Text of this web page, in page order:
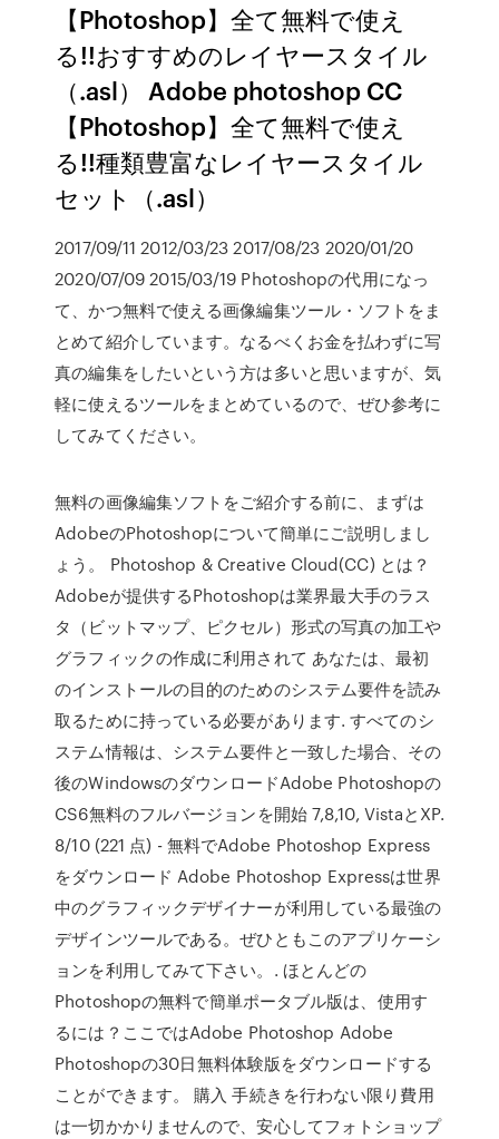
【Photoshop】全て無料で使え
る!!おすすめのレイヤースタイル
（.asl） Adobe photoshop CC
【Photoshop】全て無料で使え
る!!種類豊富なレイヤースタイル
セット（.asl）
2017/09/11 2012/03/23 2017/08/23 2020/01/20
2020/07/09 2015/03/19 Photoshopの代用になっ
て、かつ無料で使える画像編集ツール・ソフトをま
とめて紹介しています。なるべくお金を払わずに写
真の編集をしたいという方は多いと思いますが、気
軽に使えるツールをまとめているので、ぜひ参考に
してみてください。
無料の画像編集ソフトをご紹介する前に、まずは
AdobeのPhotoshopについて簡単にご説明しまし
ょう。 Photoshop & Creative Cloud(CC) とは？
Adobeが提供するPhotoshopは業界最大手のラス
タ（ビットマップ、ピクセル）形式の写真の加工や
グラフィックの作成に利用されて あなたは、最初
のインストールの目的のためのシステム要件を読み
取るために持っている必要があります. すべてのシ
ステム情報は、システム要件と一致した場合、その
後のWindowsのダウンロードAdobe Photoshopの
CS6無料のフルバージョンを開始 7,8,10, VistaとXP.
8/10 (221 点) - 無料でAdobe Photoshop Express
をダウンロード Adobe Photoshop Expressは世界
中のグラフィックデザイナーが利用している最強の
デザインツールである。ぜひともこのアプリケーシ
ョンを利用してみて下さい。. ほとんどの
Photoshopの無料で簡単ポータブル版は、使用す
るには？ここではAdobe Photoshop Adobe
Photoshopの30日無料体験版をダウンロードする
ことができます。 購入 手続きを行わない限り費用
は一切かかりませんので、安心してフォトショップ